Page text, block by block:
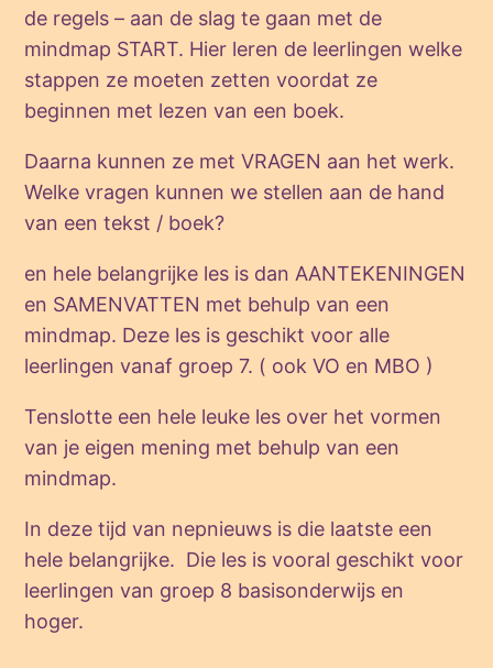
de regels – aan de slag te gaan met de
mindmap START. Hier leren de leerlingen welke
stappen ze moeten zetten voordat ze
beginnen met lezen van een boek.
Daarna kunnen ze met VRAGEN aan het werk.
Welke vragen kunnen we stellen aan de hand
van een tekst / boek?
en hele belangrijke les is dan AANTEKENINGEN
en SAMENVATTEN met behulp van een
mindmap. Deze les is geschikt voor alle
leerlingen vanaf groep 7. ( ook VO en MBO )
Tenslotte een hele leuke les over het vormen
van je eigen mening met behulp van een
mindmap.
In deze tijd van nepnieuws is die laatste een
hele belangrijke. Die les is vooral geschikt voor
leerlingen van groep 8 basisonderwijs en
hoger.